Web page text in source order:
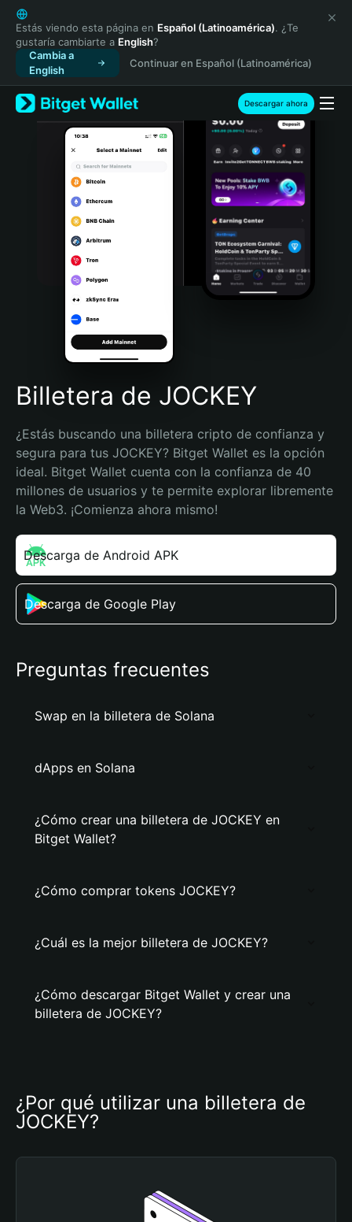
English
日本語
Tiếng Việt
Русский
Español (Latinoamérica)
Türkçe
Italiano
Português (Portugal)
Bahasa Indonesia
Português (Brasil)
Español (Argentina)
Estás viendo esta página en Español (Latinoamérica). ¿Te
gustaría cambiarte a English?
Cambia a
English
Continuar en Español (Latinoamérica)
Descargar ahora
Billetera de JOCKEY
¿Estás buscando una billetera cripto de confianza y
segura para tus JOCKEY? Bitget Wallet es la opción
ideal. Bitget Wallet cuenta con la confianza de 40
millones de usuarios y te permite explorar libremente
la Web3. ¡Comienza ahora mismo!
Descarga de Android APK
Descarga de Google Play
Preguntas frecuentes
Swap en la billetera de Solana
dApps en Solana
¿Cómo crear una billetera de JOCKEY en
Bitget Wallet?
¿Cómo comprar tokens JOCKEY?
¿Cuál es la mejor billetera de JOCKEY?
¿Cómo descargar Bitget Wallet y crear una
billetera de JOCKEY?
¿Por qué utilizar una billetera de
JOCKEY?